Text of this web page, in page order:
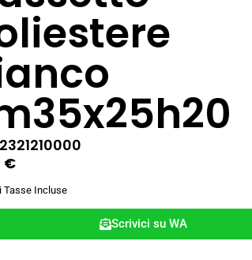
€
Tasse Incluse
Scrivici su WA